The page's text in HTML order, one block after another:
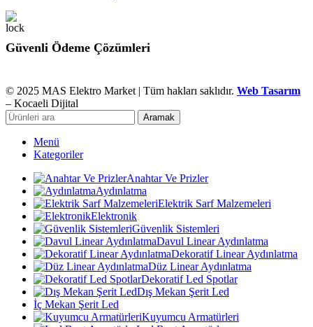
Güvenli Ödeme Çözümleri
© 2025 MAS Elektro Market | Tüm hakları saklıdır. Web Tasarım
– Kocaeli Dijital
Aramak
Menü
Kategoriler
Anahtar Ve Prizler
Aydınlatma
Elektrik Sarf Malzemeleri
Elektronik
Güvenlik Sistemleri
Davul Linear Aydınlatma
Dekoratif Linear Aydınlatma
Düz Linear Aydınlatma
Dekoratif Led Spotlar
Dış Mekan Şerit Led
İç Mekan Şerit Led
Kuyumcu Armatürleri